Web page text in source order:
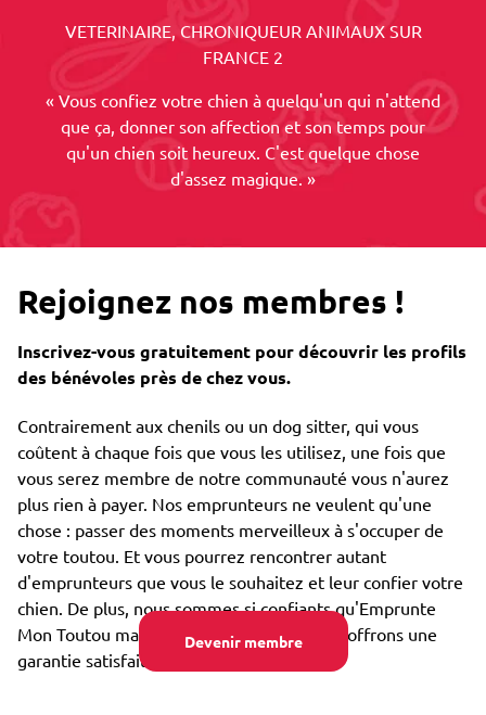
Devenir membre
VETERINAIRE, CHRONIQUEUR ANIMAUX SUR
FRANCE 2
« Vous confiez votre chien à quelqu'un qui n'attend
que ça, donner son affection et son temps pour
qu'un chien soit heureux. C'est quelque chose
d'assez magique. »
Rejoignez nos membres !
Inscrivez-vous gratuitement pour découvrir les profils
des bénévoles près de chez vous.
Contrairement aux chenils ou un dog sitter, qui vous
coûtent à chaque fois que vous les utilisez, une fois que
vous serez membre de notre communauté vous n'aurez
plus rien à payer. Nos emprunteurs ne veulent qu'une
chose : passer des moments merveilleux à s'occuper de
votre toutou. Et vous pourrez rencontrer autant
d'emprunteurs que vous le souhaitez et leur confier votre
chien. De plus, nous sommes si confiants qu'Emprunte
Mon Toutou marchera pour vous que nous offrons une
garantie satisfait ou remboursé.